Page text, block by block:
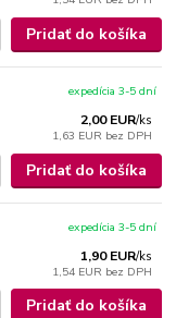
Pridať do košíka
2,00 EUR/ks
1,63 EUR bez DPH
expedícia 3-5 dní
Pridať do košíka
1,90 EUR/ks
1,54 EUR bez DPH
expedícia 3-5 dní
Pridať do košíka